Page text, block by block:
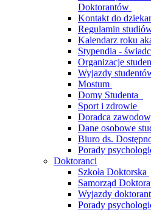
Doktorantów
Kontakt do
Regulamin
Kalendarz roku
Stypendia -
Organizacje
Wyjazdy
Mostum
Domy Studenta
Sport i zdrowie
Doradca
Dane osobowe
Biuro ds.
Porady
Doktoranci
Szkoła Doktorska
Samorząd
Wyjazdy
Porady